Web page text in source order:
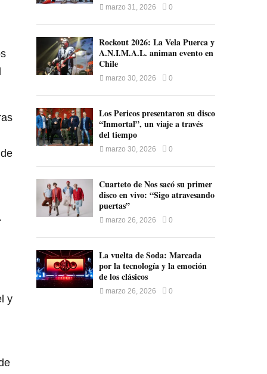
y
marzo 31, 2026 0
Rockout 2026: La Vela Puerca y
A.N.I.M.A.L. animan evento en
Chile
marzo 30, 2026 0
Los Pericos presentaron su disco
“Inmortal”, un viaje a través
del tiempo
marzo 30, 2026 0
Cuarteto de Nos sacó su primer
disco en vivo: “Sigo atravesando
puertas”
marzo 26, 2026 0
La vuelta de Soda: Marcada
por la tecnología y la emoción
de los clásicos
marzo 26, 2026 0